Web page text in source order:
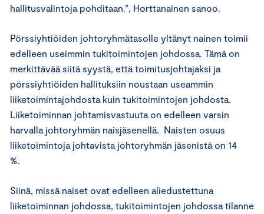
hallitusvalintoja pohditaan.”, Horttanainen sanoo.
Pörssiyhtiöiden johtoryhmätasolle yltänyt nainen toimii
edelleen useimmin tukitoimintojen johdossa. Tämä on
merkittävää siitä syystä, että toimitusjohtajaksi ja
pörssiyhtiöiden hallituksiin noustaan useammin
liiketoimintajohdosta kuin tukitoimintojen johdosta.
Liiketoiminnan johtamisvastuuta on edelleen varsin
harvalla johtoryhmän naisjäsenellä. Naisten osuus
liiketoimintoja johtavista johtoryhmän jäsenistä on 14
%.
Siinä, missä naiset ovat edelleen aliedustettuna
liiketoiminnan johdossa, tukitoimintojen johdossa tilanne